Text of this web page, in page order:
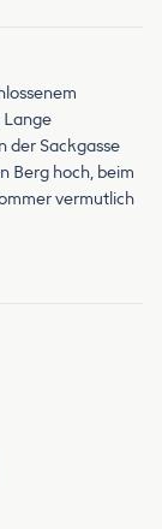
Lange
der Sackgasse
Berg hoch, beim
vermutlich